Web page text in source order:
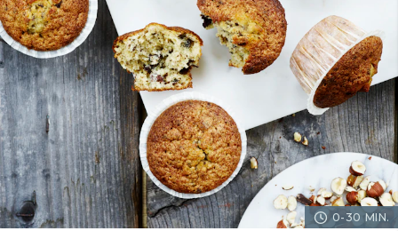
0-30 MIN.